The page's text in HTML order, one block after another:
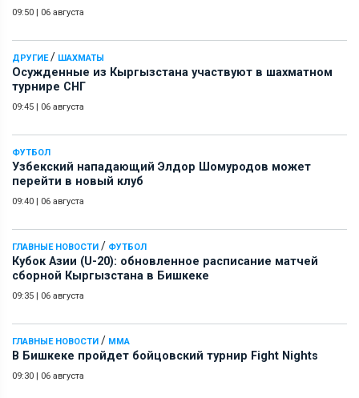
09:50 | 06 августа
ДРУГИЕ/ ШАХМАТЫ
Осужденные из Кыргызстана участвуют в шахматном
турнире СНГ
09:45 | 06 августа
ФУТБОЛ
Узбекский нападающий Элдор Шомуродов может
перейти в новый клуб
09:40 | 06 августа
ГЛАВНЫЕ НОВОСТИ / ФУТБОЛ
Кубок Азии (U-20): обновленное расписание матчей
сборной Кыргызстана в Бишкеке
09:35 | 06 августа
ГЛАВНЫЕ НОВОСТИ / ММА
В Бишкеке пройдет бойцовский турнир Fight Nights
09:30 | 06 августа